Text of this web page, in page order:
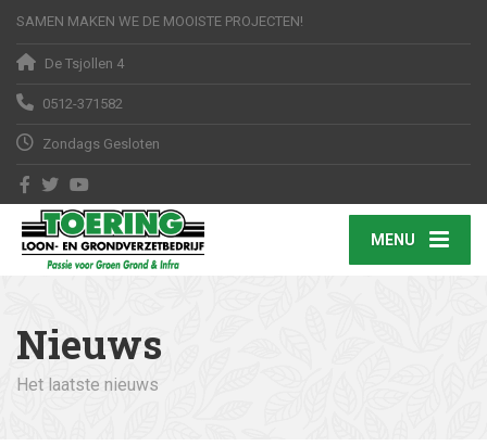
SAMEN MAKEN WE DE MOOISTE PROJECTEN!
De Tsjollen 4
0512-371582
Zondags Gesloten
MENU
Nieuws
Het laatste nieuws